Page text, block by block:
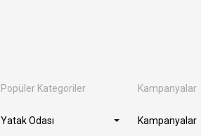
Popüler Kategoriler
Yatak Odası
Kampanyalar
Kampanyalar